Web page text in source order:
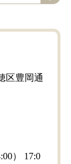
区豊岡通
） 17:0